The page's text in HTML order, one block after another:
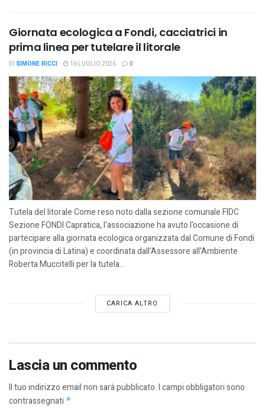
Giornata ecologica a Fondi, cacciatrici in
prima linea per tutelare il litorale
DI SIMONE RICCI 16 LUGLIO 2026 0
Tutela del litorale Come reso noto dalla sezione comunale FIDC
Sezione FONDI Capratica, l'associazione ha avuto l'occasione di
partecipare alla giornata ecologica organizzata dal Comune di Fondi
(in provincia di Latina) e coordinata dall'Assessore all'Ambiente
Roberta Muccitelli per la tutela...
CARICA ALTRO
Lascia un commento
Il tuo indirizzo email non sarà pubblicato.I campi obbligatori sono
contrassegnati *